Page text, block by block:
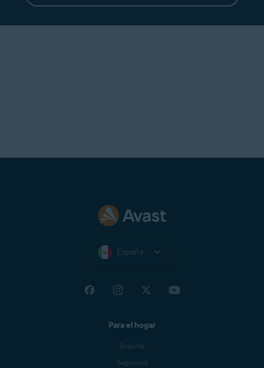
España
Para el hogar
Soporte
Seguridad